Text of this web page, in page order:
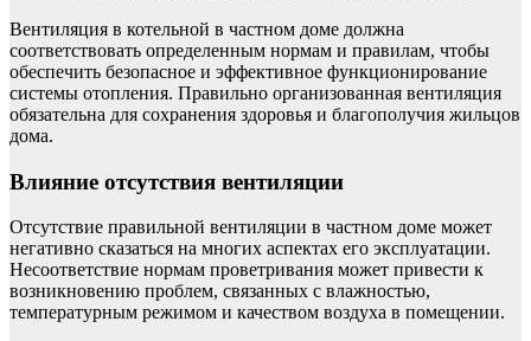
Вентиляция в котельной в частном доме должна
соответствовать определенным нормам и правилам, чтобы
обеспечить безопасное и эффективное функционирование
системы отопления. Правильно организованная вентиляция
обязательна для сохранения здоровья и благополучия жильцов
дома.
Влияние отсутствия вентиляции
Отсутствие правильной вентиляции в частном доме может
негативно сказаться на многих аспектах его эксплуатации.
Несоответствие нормам проветривания может привести к
возникновению проблем, связанных с влажностью,
температурным режимом и качеством воздуха в помещении.